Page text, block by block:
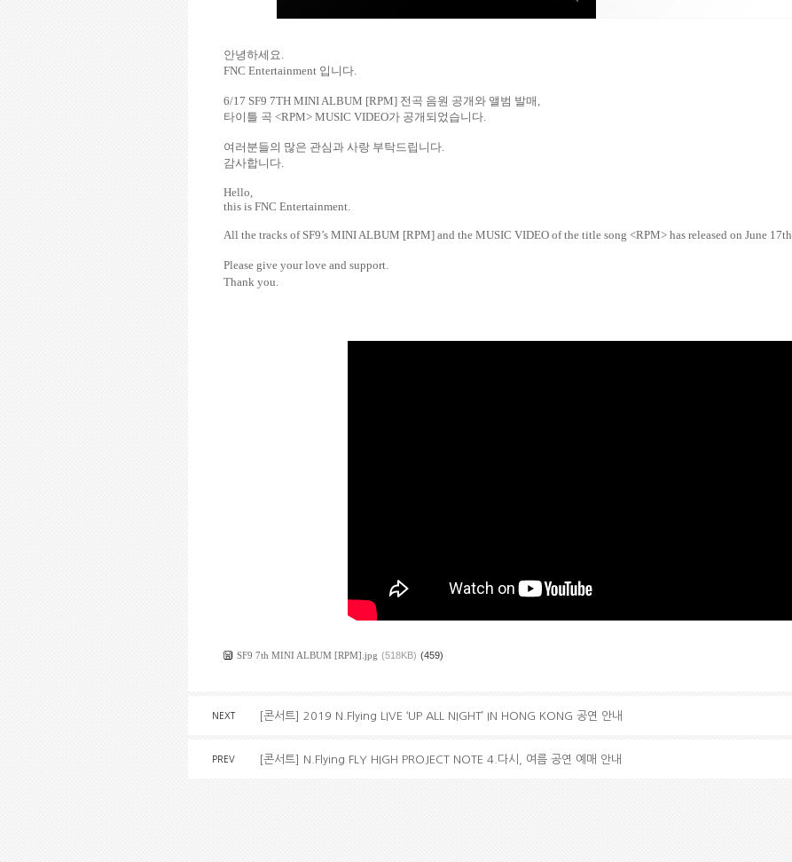
안녕하세요
FNC Entertainment 입니다
6/17 SF9 7TH MINI ALBUM [RPM] 전곡 음원 공개와 앨범 발매
타이틀 곡 <RPM> MUSIC VIDEO가 공개되었습니다
여러분들의 많은 관심과 사랑 부탁드립니다
감사합니다
Hello,
this is FNC Entertainment.
All the tracks of SF9’s MINI ALBUM [RPM] and the MUSIC VIDEO of the title song <RPM> has released on June 17th.
Please give your love and support.
Thank you.
SF9 7th MINI ALBUM [RPM].jpg (518KB) (459)
NEXT [콘서트] 2019 N.Flying LIVE ‘UP ALL NIGHT’ IN HONG KONG 공연 안내
PREV [콘서트] N.Flying FLY HIGH PROJECT NOTE 4.다시, 여름 공연 예매 안내